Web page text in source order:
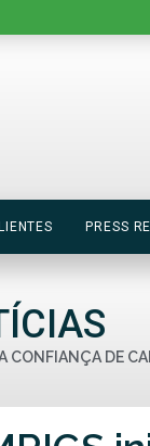
PRESS
CONFIANÇA DE